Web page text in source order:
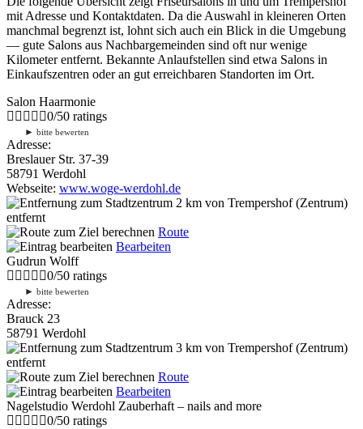
mit Adresse und Kontaktdaten. Da die Auswahl in kleineren Orten
manchmal begrenzt ist, lohnt sich auch ein Blick in die Umgebung
— gute Salons aus Nachbargemeinden sind oft nur wenige
Kilometer entfernt. Bekannte Anlaufstellen sind etwa Salons in
Einkaufszentren oder an gut erreichbaren Standorten im Ort.
Salon Haarmonie
0/50 ratings
► bitte bewerten
Adresse:
Breslauer Str. 37-39
58791 Werdohl
Webseite: www.woge-werdohl.de
2 km von Trempershof (Zentrum)
entfernt
Route
Bearbeiten
Gudrun Wolff
0/50 ratings
► bitte bewerten
Adresse:
Brauck 23
58791 Werdohl
3 km von Trempershof (Zentrum)
entfernt
Route
Bearbeiten
Nagelstudio Werdohl Zauberhaft – nails and more
0/50 ratings